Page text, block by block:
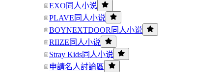
EXO同人小说
PLAVE同人小说
BOYNEXTDOOR同人小说
RIIZE同人小说
Stray Kids同人小说
申請名人討論區